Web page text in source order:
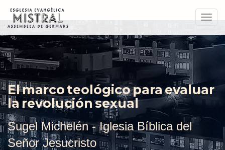
El marco teológico para evaluar
la revolución sexual
Sugel Michelén - Iglesia Bíblica del
Señor Jesucristo